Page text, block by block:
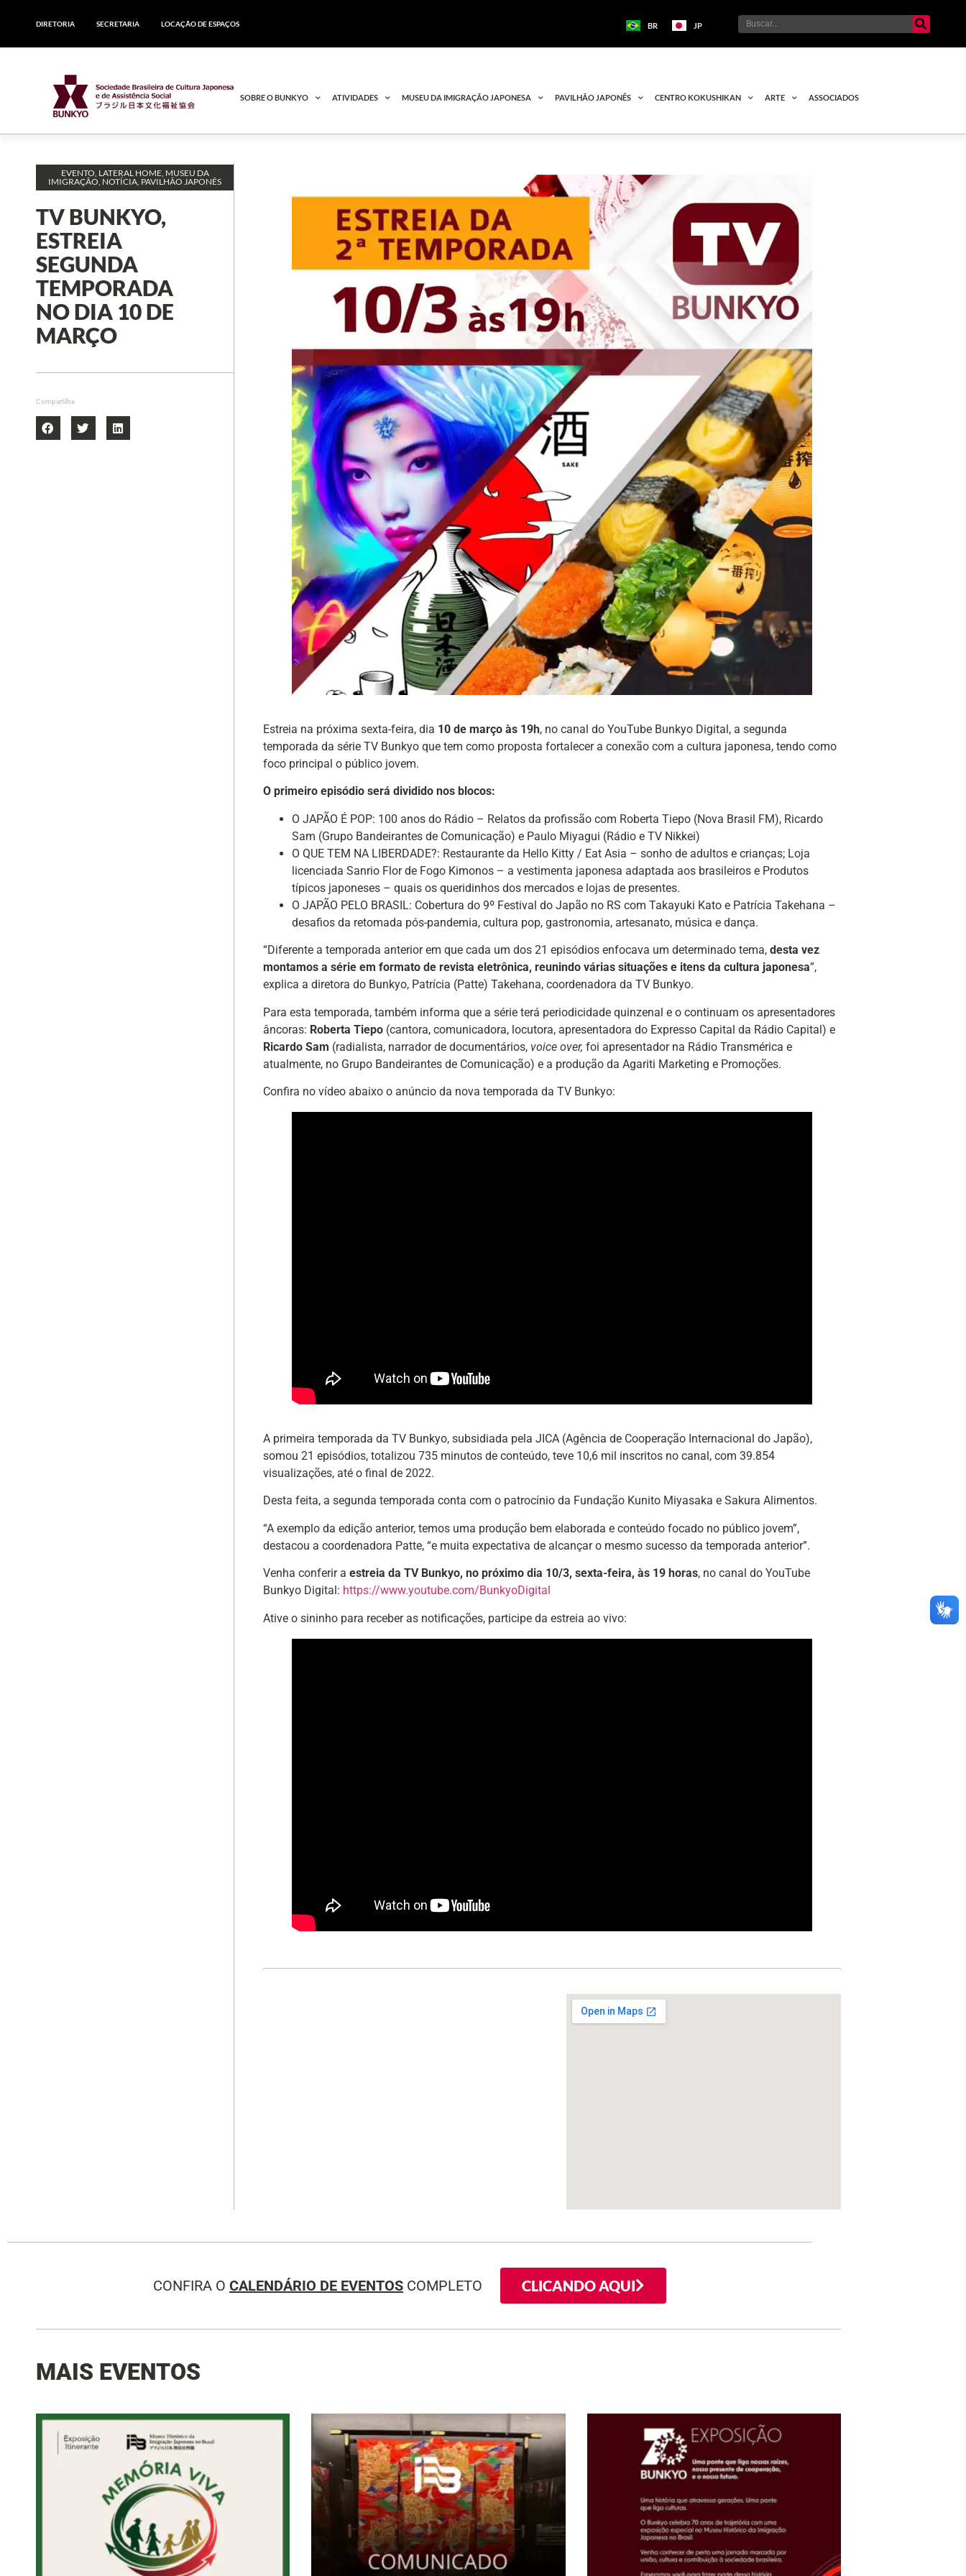
DIRETORIA SECRETARIA LOCAÇÃO DE ESPAÇOS BR JP
SOBRE O BUNKYO ATIVIDADES MUSEU DA IMIGRAÇÃO JAPONESA PAVILHÃO JAPONÊS CENTRO KOKUSHIKAN ARTE ASSOCIADOS
EVENTO, LATERAL HOME, MUSEU DA
IMIGRAÇÃO, NOTÍCIA, PAVILHÃO JAPONÊS
TV BUNKYO,
ESTREIA
SEGUNDA
TEMPORADA
NO DIA 10 DE
MARÇO
Compartilhe
Estreia na próxima sexta-feira, dia 10 de março às 19h, no canal do YouTube Bunkyo Digital, a segunda
temporada da série TV Bunkyo que tem como proposta fortalecer a conexão com a cultura japonesa, tendo como
foco principal o público jovem.
O primeiro episódio será dividido nos blocos:
O JAPÃO É POP: 100 anos do Rádio – Relatos da profissão com Roberta Tiepo (Nova Brasil FM), Ricardo
Sam (Grupo Bandeirantes de Comunicação) e Paulo Miyagui (Rádio e TV Nikkei)
O QUE TEM NA LIBERDADE?: Restaurante da Hello Kitty / Eat Asia – sonho de adultos e crianças; Loja
licenciada Sanrio Flor de Fogo Kimonos – a vestimenta japonesa adaptada aos brasileiros e Produtos
típicos japoneses – quais os queridinhos dos mercados e lojas de presentes.
O JAPÃO PELO BRASIL: Cobertura do 9º Festival do Japão no RS com Takayuki Kato e Patrícia Takehana –
desafios da retomada pós-pandemia, cultura pop, gastronomia, artesanato, música e dança.
“Diferente a temporada anterior em que cada um dos 21 episódios enfocava um determinado tema,desta vez
montamos a série em formato de revista eletrônica, reunindo várias situações e itens da cultura japonesa”,
explica a diretora do Bunkyo, Patrícia (Patte) Takehana, coordenadora da TV Bunkyo.
Para esta temporada, também informa que a série terá periodicidade quinzenal e o continuam os apresentadores
âncoras: Roberta Tiepo (cantora, comunicadora, locutora, apresentadora do Expresso Capital da Rádio Capital) e
Ricardo Sam (radialista, narrador de documentários, voice over,foi apresentador na Rádio Transmérica e
atualmente, no Grupo Bandeirantes de Comunicação) e a produção da Agariti Marketing e Promoções.
Confira no vídeo abaixo o anúncio da nova temporada da TV Bunkyo:
A primeira temporada da TV Bunkyo, subsidiada pela JICA (Agência de Cooperação Internacional do Japão),
somou 21 episódios, totalizou 735 minutos de conteúdo, teve 10,6 mil inscritos no canal, com 39.854
visualizações, até o final de 2022.
Desta feita, a segunda temporada conta com o patrocínio da Fundação Kunito Miyasaka e Sakura Alimentos.
“A exemplo da edição anterior, temos uma produção bem elaborada e conteúdo focado no público jovem”,
destacou a coordenadora Patte, “e muita expectativa de alcançar o mesmo sucesso da temporada anterior”.
Venha conferir aestreia da TV Bunkyo, no próximo dia 10/3, sexta-feira, às 19 horas, no canal do YouTube
Bunkyo Digital: https://www.youtube.com/BunkyoDigital
Ative o sininho para receber as notificações, participe da estreia ao vivo:
CONFIRA O CALENDÁRIO DE EVENTOS COMPLETO CLICANDO AQUI
MAIS EVENTOS